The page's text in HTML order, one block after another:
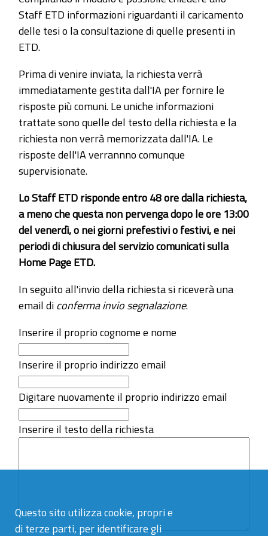
Questo sito utilizza cookie, propri e
di terze parti, per identificare gli
Staff ETD informazioni riguardanti il caricamento
delle tesi o la consultazione di quelle presenti in
ETD.
Prima di venire inviata, la richiesta verrà
immediatamente gestita dall'IA per fornire le
risposte più comuni. Le uniche informazioni
trattate sono quelle del testo della richiesta e la
richiesta non verrà memorizzata dall'IA. Le
risposte dell'IA verrannno comunque
supervisionate.
Lo Staff ETD risponde entro 48 ore dalla richiesta,
a meno che questa non pervenga dopo le ore 13:00
del venerdì, o nei giorni prefestivi o festivi, e nei
periodi di chiusura del servizio comunicati sulla
Home Page ETD.
In seguito all'invio della richiesta si riceverà una
email diconferma invio segnalazione.
Inserire il proprio cognome e nome
Inserire il proprio indirizzo email
Digitare nuovamente il proprio indirizzo email
Inserire il testo della richiesta